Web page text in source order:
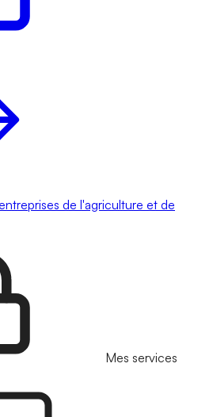
de l'agriculture et de
Mes services